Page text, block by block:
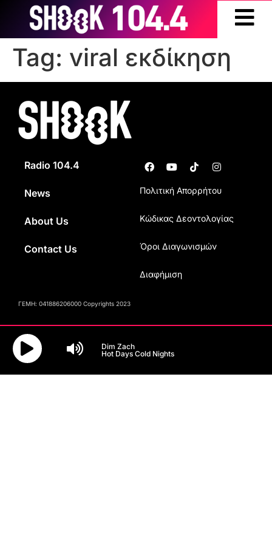
Tag: viral εκδίκηση
Radio 104.4
News
About Us
Contact Us
Πολιτική Απορρήτου
Κώδικας Δεοντολογίας
Όροι Διαγωνισμών
Διαφήμιση
ΓΕΜΗ: 041886206000 Copyrights 2023
Dim Zach
Hot Days Cold Nights